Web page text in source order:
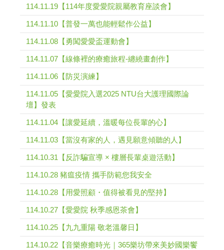
114.11.19【114年度愛愛院親屬教育座談會】
114.11.10【普發一萬也能輕鬆作公益】
114.11.08【勇闖愛愛盃運動會】
114.11.07【線條裡的療癒旅程-纏繞畫創作】
114.11.06【防災演練】
114.11.05【愛愛院入選2025 NTU台大護理國際論
壇】發表
114.11.04【讓愛延續，溫暖每位長輩的心】
114.11.03【當沒有家的人，遇見願意傾聽的人】
114.10.31【反詐騙宣導 × 樓層長輩桌遊活動】
114.10.28 豬瘟疫情 攜手防範您我安全
114.10.28【用愛照顧・值得被看見的堅持】
114.10.27【愛愛院 秋季感恩茶會】
114.10.25【九九重陽 敬老溫馨日】
114.10.22【音樂療癒時光｜365樂坊帶來美妙國樂饗